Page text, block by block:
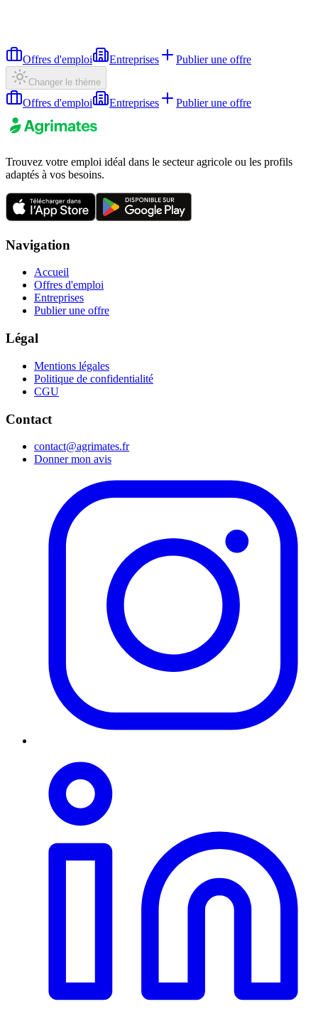
Offres d'emploi Entreprises Publier une offre
Changer le thème
Offres d'emploi Entreprises Publier une offre
Trouvez votre emploi idéal dans le secteur agricole ou les profils
adaptés à vos besoins.
Navigation
Accueil
Offres d'emploi
Entreprises
Publier une offre
Légal
Mentions légales
Politique de confidentialité
CGU
Contact
contact@agrimates.fr
Donner mon avis